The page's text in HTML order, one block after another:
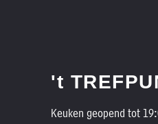
't
Keuken geopend tot